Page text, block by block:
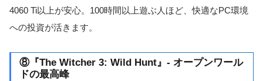
4060 Ti以上が安心。100時間以上遊ぶ人ほど、快適なPC環境
への投資が活きます。
⑧『The Witcher 3: Wild Hunt』- オープンワール
ドの最高峰